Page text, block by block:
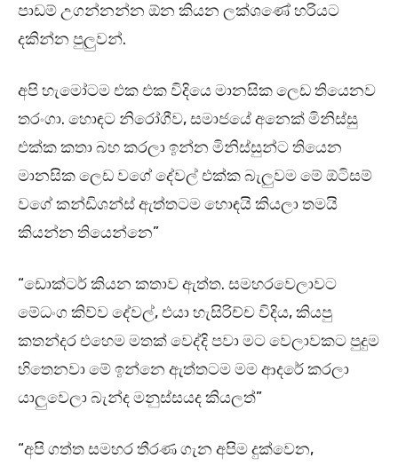
පාඩම් උගන්නන්න ඕන කියන ලක්ශණේ හරියට
දකින්න පුලුවන්.
අපි හැමෝටම එක එක විදියෙ මානසික ලෙඩ තියෙනව
තරංගා. හොඳට නිරෝගීව, සමාජයේ අනෙක් මිනිස්සු
එක්ක කතා බහ කරලා ඉන්න මිනිස්සුන්ට තියෙන
මානසික ලෙඩ වගේ දේවල් එක්ක බැලුවම මේ ඕටිසම්
වගේ කන්ඩිශන්ස් ඇත්තටම හොඳයි කියලා තමයි
කියන්න තියෙන්නෙ”
“ඩොක්ටර් කියන කතාව ඇත්ත. සමහරවෙලාවට
මේධංග කිව්ව දේවල්, එයා හැසිරිච්ච විදිය, කියපු
කතන්දර එහෙම මතක් වෙද්දි පවා මට වෙලාවකට පුදුම
හිතෙනවා මේ ඉන්නෙ ඇත්තටම මම ආදරේ කරලා
යාලුවෙලා බැන්ද මනුස්සයද කියලත්”
“අපි ගත්ත සමහර තීරණ ගැන අපිම දුක්වෙන,